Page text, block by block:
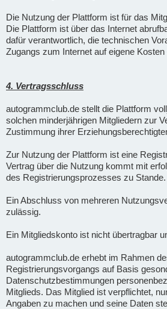
Die Nutzung der Plattform ist für das
Die Plattform ist über das Internet
dafür verantwortlich, die technischen
Zugangs zum Internet auf eigene
4. Vertragsschluss
autogrammclub.de stellt die Plattform
solchen minderjährigen Mitgliedern zur
Zustimmung ihrer
Zur Nutzung der Plattform ist eine
Vertrag über die Nutzung kommt mit
des Registrierungsprozesses zu Stande.
Ein Abschluss von mehreren
zulässig.
Ein Mitgliedskonto ist nicht übertragbar
autogrammclub.de erhebt im Rahmen
Registrierungsvorgangs auf Basis
Datenschutzbestimmungen
Mitglieds. Das Mitglied ist verpflichtet,
Angaben zu machen und seine Daten